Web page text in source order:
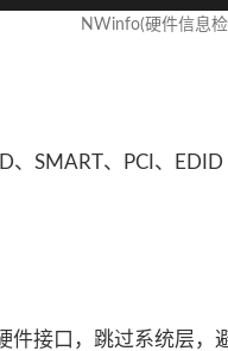
NWinfo(硬件信息
、SMART、PCI、
件接口，跳过系统层